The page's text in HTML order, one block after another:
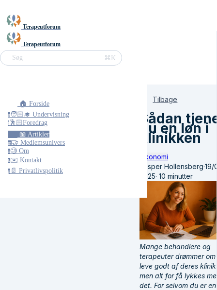
Terapeutforum
Terapeutforum
Søg ⌘K
🏠 Forside
u🧑🏻‍🎓 Undervisning
f🕺🏻Foredrag
📖 Artikler
m🤝 Medlemsunivers
o🧐 Om
k✉️ Kontakt
p 📄 Privatlivspolitik
Tilbage
Sådan
du en løn i
klinikken
Økonomi
Jesper Hollensberg·19/
2025· 10 minutter
Mange behandlere og
terapeuter drømmer
leve godt af deres klinik
men alt for få lykkes
det. For selvom du er en